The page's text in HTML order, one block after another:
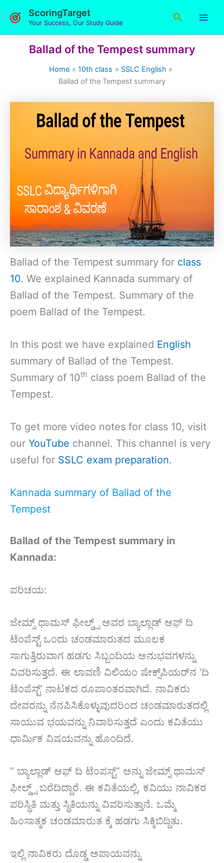
ScoringTarget
Your Success, Our Study Guide
Search
Ballad of the Tempest summary
Home 10th class
SSLC English
Ballad of the Tempest summary
Ballad of the Tempest summary for class
10. We explained Kannada summary of
Ballad of the Tempest. Summary of the
poem Ballad of the Tempest.
In this post we have explained English
summary of Ballad of the Tempest.
Summary of 10th class poem Ballad of the
Tempest.
To get more video notes for class 10, visit
our YouTube channel. This channel is very
useful for SSLC exam preparation.
Kannada summary of Ballad of the
Tempest
Ballad of the Tempest summary in
Kannada:
ಪರಿಚಯ:
ಜೇಮ್ಸ್ ಥಾಮಸ್ ಫೀಲ್ಡ್ಸ್ ಅವರ ಬ್ಯಾಲ್ಲಾಡ್ ಆಫ್ ದಿ
ಟೆಂಪೆಸ್ಟ್ ಒಂದು ಚಂಡಮಾರುತದ ಮೂಲಕ
ಸಾಗುತ್ತಿರುವಾಗ ಹಡಗು ಸಿಬ್ಬಂದಿಯ ಅನುಭವಗಳನ್ನು
ವಿವರಿಸುತ್ತದೆ. ಈ ಲಾವಣಿ ವಿಲಿಯಂ ಷೇಕ್ಸ್‌ಪಿಯರ್‌ನ ‘ದಿ
ಟೆಂಪೆಸ್ಟ್’ ನಾಟಕದ ರೂಪಾಂತರವಾಗಿದೆ. ನಾವಿಕರು
ದೇವರನ್ನು ನೆನಪಿಸಿಕೊಳ್ಳುವುದರಿಂದ ಚಂಡಮಾರುತದಲ್ಲಿ
ಸಾಯುವ ಭಯವನ್ನು ನಿವಾರಿಸುತ್ತದೆ ಎಂದು ಕವಿತೆಯು
ಧಾರ್ಮಿಕ ವಿಷಯವನ್ನು ಹೊಂದಿದೆ.
” ಬ್ಯಾಲ್ಲಾಡ್ ಆಫ್ ದಿ ಟೆಂಪಸ್ಟ್” ಅನ್ನು ಜೇಮ್ಸ್ ಥಾಮಸ್
ಫೀಲ್ಡ್ಸ್ ಬರೆದಿದ್ದಾರೆ. ಈ ಕವಿತೆಯಲ್ಲಿ, ಕವಿಯು ನಾವಿಕರ
ಪರಿಸ್ಥಿತಿ ಮತ್ತು ಸ್ಥಿತಿಯನ್ನು ವಿವರಿಸುತ್ತಾನೆ. ಒಮ್ಮೆ
ಹಿಂಸಾತ್ಮಕ ಚಂಡಮಾರುತ ಕ್ಕೆ ಹಡಗು ಸಿಕ್ಕಿಬಿದ್ದಿತು.
ಇಲ್ಲಿ ನಾವಿಕರು ದೊಡ್ಡ ಅಪಾಯವನ್ನು